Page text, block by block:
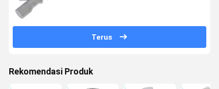
Terus
Rekomendasi Produk